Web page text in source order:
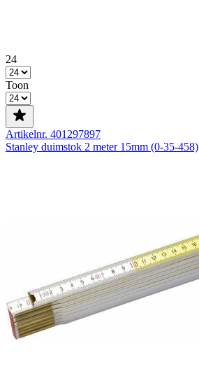
24
Toon
Artikelnr. 401297897
Stanley duimstok 2 meter 15mm (0-35-458)